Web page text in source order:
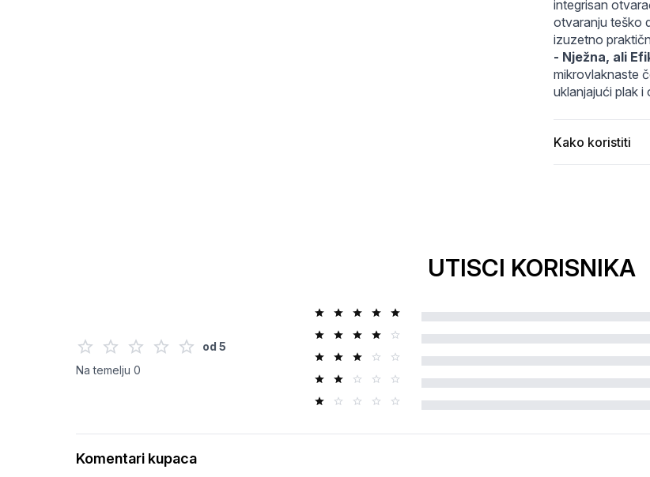
integrisan
otvaranju teško
izuzetno
- Nježna, ali
mikrovlaknaste
uklanjajući plak i
Kako koristiti
UTISCI KORISNIKA
od 5
Na temelju 0
Komentari kupaca